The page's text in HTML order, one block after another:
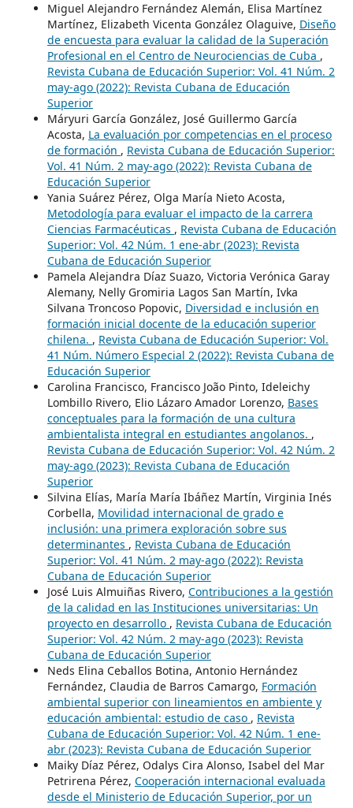
Miguel Alejandro Fernández Alemán, Elisa Martínez
Martínez, Elizabeth Vicenta González Olaguive, Diseño
de encuesta para evaluar la calidad de la Superación
Profesional en el Centro de Neurociencias de Cuba ,
Revista Cubana de Educación Superior: Vol. 41 Núm. 2
may-ago (2022): Revista Cubana de Educación
Superior
Máryuri García González, José Guillermo García
Acosta, La evaluación por competencias en el proceso
de formación , Revista Cubana de Educación Superior:
Vol. 41 Núm. 2 may-ago (2022): Revista Cubana de
Educación Superior
Yania Suárez Pérez, Olga María Nieto Acosta,
Metodología para evaluar el impacto de la carrera
Ciencias Farmacéuticas , Revista Cubana de Educación
Superior: Vol. 42 Núm. 1 ene-abr (2023): Revista
Cubana de Educación Superior
Pamela Alejandra Díaz Suazo, Victoria Verónica Garay
Alemany, Nelly Gromiria Lagos San Martín, Ivka
Silvana Troncoso Popovic, Diversidad e inclusión en
formación inicial docente de la educación superior
chilena. , Revista Cubana de Educación Superior: Vol.
41 Núm. Número Especial 2 (2022): Revista Cubana de
Educación Superior
Carolina Francisco, Francisco João Pinto, Ideleichy
Lombillo Rivero, Elio Lázaro Amador Lorenzo, Bases
conceptuales para la formación de una cultura
ambientalista integral en estudiantes angolanos. ,
Revista Cubana de Educación Superior: Vol. 42 Núm. 2
may-ago (2023): Revista Cubana de Educación
Superior
Silvina Elías, María María Ibáñez Martín, Virginia Inés
Corbella, Movilidad internacional de grado e
inclusión: una primera exploración sobre sus
determinantes , Revista Cubana de Educación
Superior: Vol. 41 Núm. 2 may-ago (2022): Revista
Cubana de Educación Superior
José Luis Almuiñas Rivero, Contribuciones a la gestión
de la calidad en las Instituciones universitarias: Un
proyecto en desarrollo , Revista Cubana de Educación
Superior: Vol. 42 Núm. 2 may-ago (2023): Revista
Cubana de Educación Superior
Neds Elina Ceballos Botina, Antonio Hernández
Fernández, Claudia de Barros Camargo, Formación
ambiental superior con lineamientos en ambiente y
educación ambiental: estudio de caso , Revista
Cubana de Educación Superior: Vol. 42 Núm. 1 ene-
abr (2023): Revista Cubana de Educación Superior
Maiky Díaz Pérez, Odalys Cira Alonso, Isabel del Mar
Petrirena Pérez, Cooperación internacional evaluada
desde el Ministerio de Educación Superior, por un